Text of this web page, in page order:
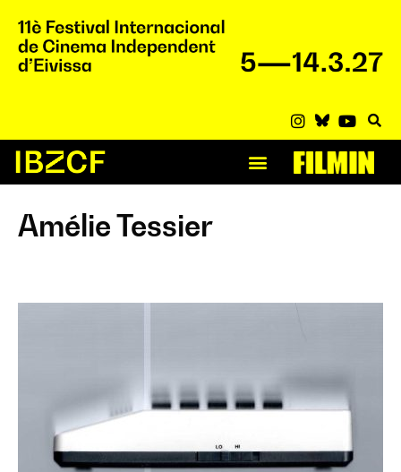
Amélie Tessier